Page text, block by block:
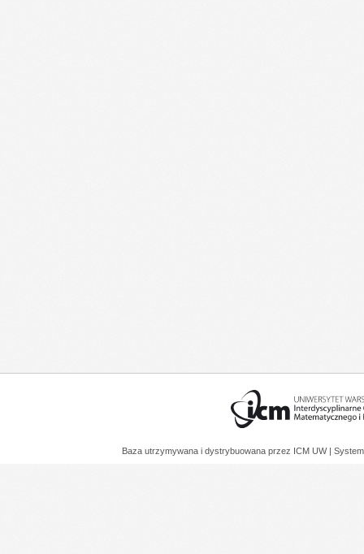
Baza utrzymywana i dystrybuowana przez ICM UW |